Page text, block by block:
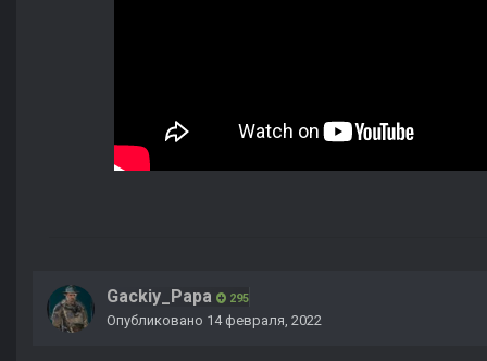
Gackiy_Papa 295
Опубликовано 14 февраля, 2022